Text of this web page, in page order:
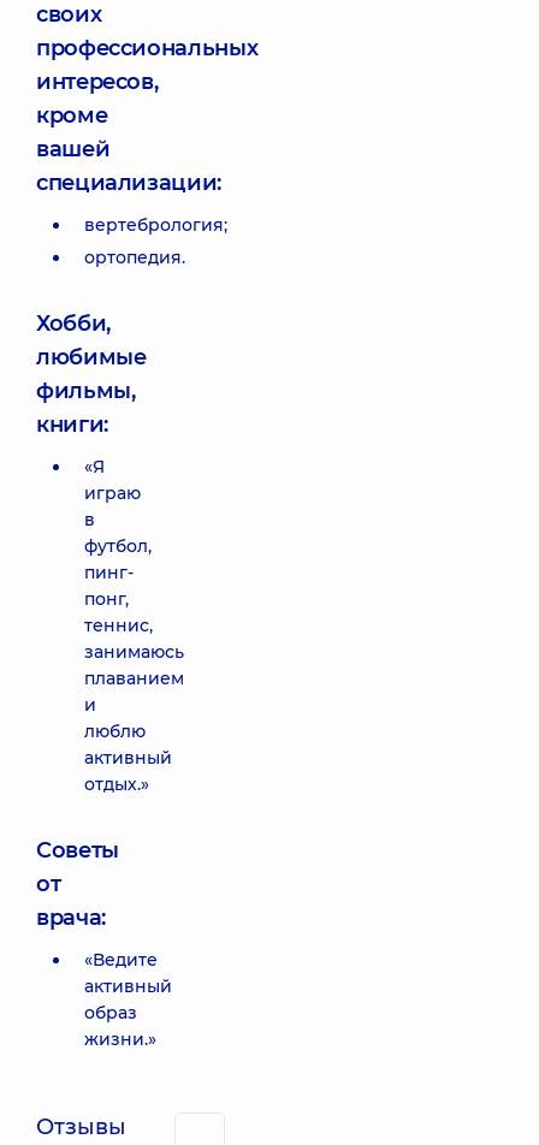
своих
профессиональных
интересов,
кроме
вашей
специализации:
вертебрология;
ортопедия.
Хобби,
любимые
фильмы,
книги:
«Я
играю
в
футбол,
пинг-
понг,
теннис,
занимаюсь
плаванием
и
люблю
активный
отдых.»
Советы
от
врача:
«Ведите
активный
образ
жизни.»
Отзывы